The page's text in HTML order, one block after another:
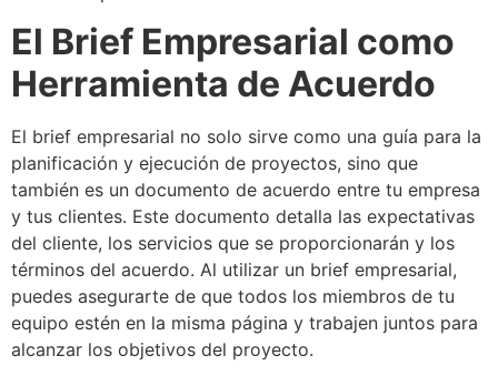
El Brief Empresarial como
Herramienta de Acuerdo
El brief empresarial no solo sirve como una guía para la
planificación y ejecución de proyectos, sino que
también es un documento de acuerdo entre tu empresa
y tus clientes. Este documento detalla las expectativas
del cliente, los servicios que se proporcionarán y los
términos del acuerdo. Al utilizar un brief empresarial,
puedes asegurarte de que todos los miembros de tu
equipo estén en la misma página y trabajen juntos para
alcanzar los objetivos del proyecto.